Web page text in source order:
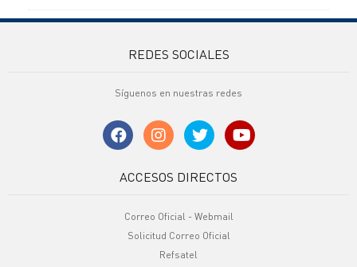
REDES SOCIALES
Síguenos en nuestras redes
ACCESOS DIRECTOS
Correo Oficial - Webmail
Solicitud Correo Oficial
Refsatel